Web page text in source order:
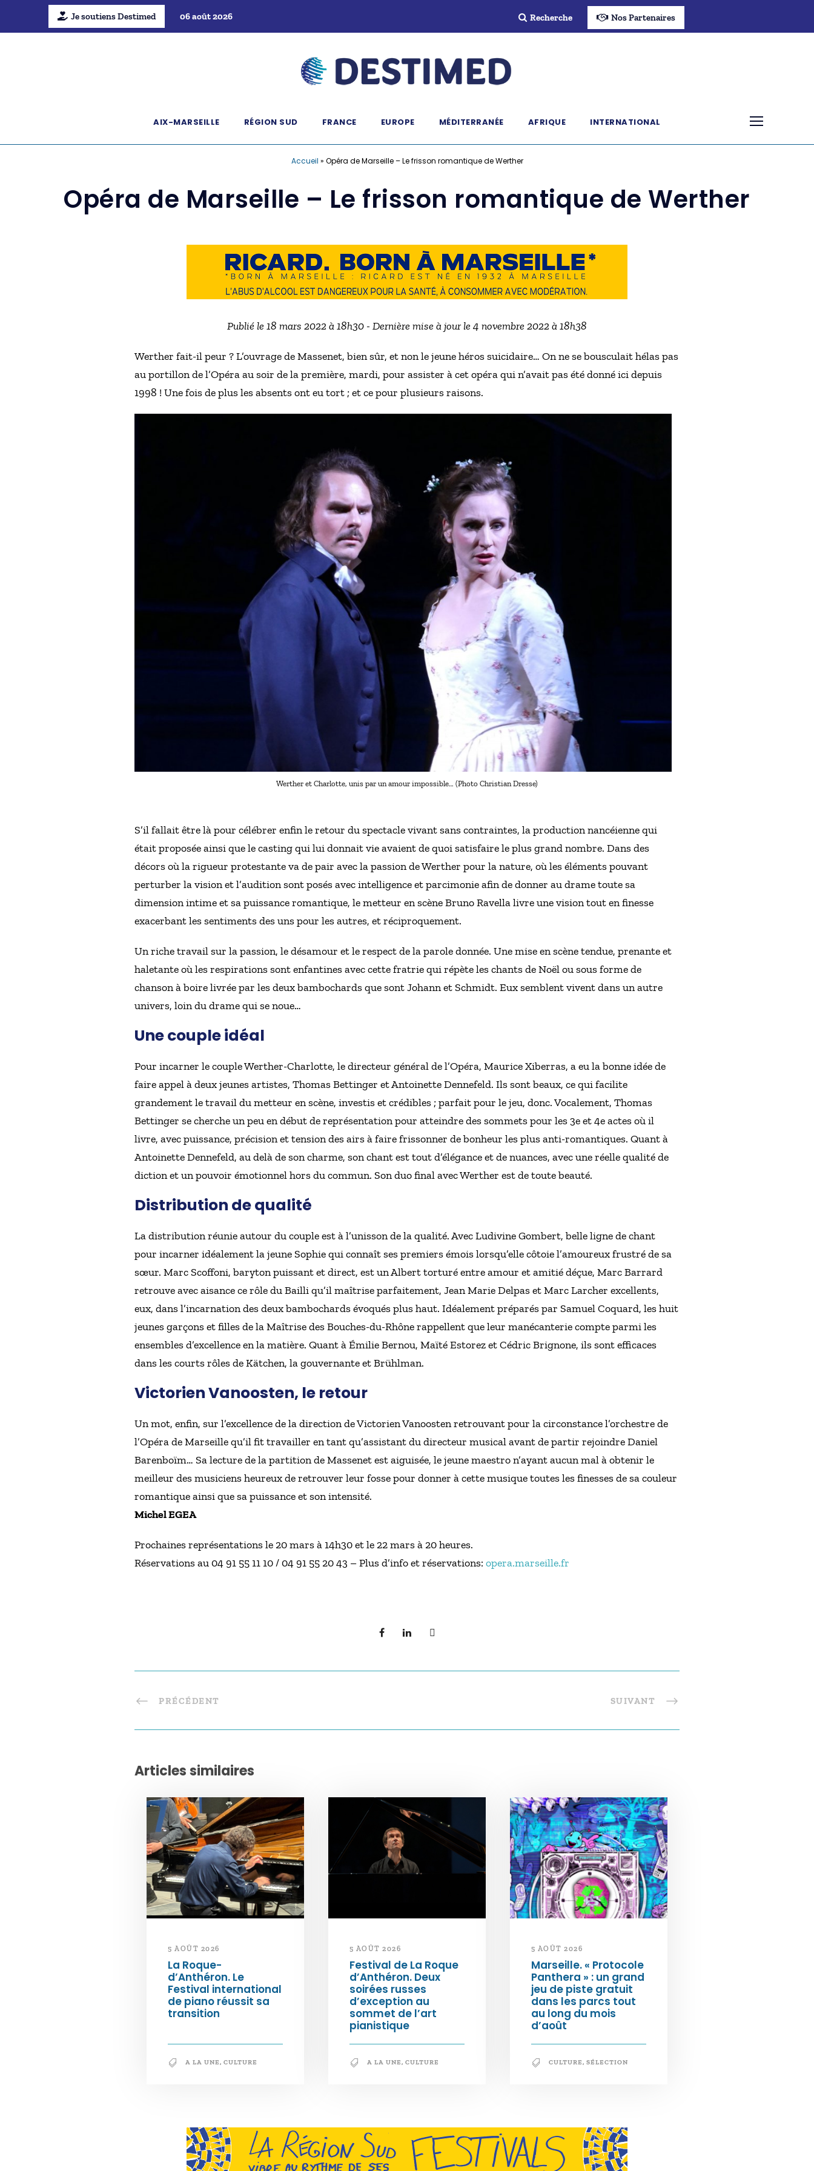
Je soutiens Destimed 06 août 2026 Recherche Nos Partenaires
AIX-MARSEILLE RÉGION SUD FRANCE EUROPE MÉDITERRANÉE AFRIQUE INTERNATIONAL
Accueil » Opéra de Marseille – Le frisson romantique de Werther
Opéra de Marseille – Le frisson romantique de Werther
Publié le 18 mars 2022 à 18h30 - Dernière mise à jour le 4 novembre 2022 à 18h38
Werther fait-il peur ? L’ouvrage de Massenet, bien sûr, et non le jeune héros suicidaire… On ne se bousculait hélas pas
au portillon de l’Opéra au soir de la première, mardi, pour assister à cet opéra qui n’avait pas été donné ici depuis
1998 ! Une fois de plus les absents ont eu tort ; et ce pour plusieurs raisons.
Werther et Charlotte, unis par un amour impossible… (Photo Christian Dresse)
S’il fallait être là pour célébrer enfin le retour du spectacle vivant sans contraintes, la production nancéienne qui
était proposée ainsi que le casting qui lui donnait vie avaient de quoi satisfaire le plus grand nombre. Dans des
décors où la rigueur protestante va de pair avec la passion de Werther pour la nature, où les éléments pouvant
perturber la vision et l’audition sont posés avec intelligence et parcimonie afin de donner au drame toute sa
dimension intime et sa puissance romantique, le metteur en scène Bruno Ravella livre une vision tout en finesse
exacerbant les sentiments des uns pour les autres, et réciproquement.
Un riche travail sur la passion, le désamour et le respect de la parole donnée. Une mise en scène tendue, prenante et
haletante où les respirations sont enfantines avec cette fratrie qui répète les chants de Noël ou sous forme de
chanson à boire livrée par les deux bambochards que sont Johann et Schmidt. Eux semblent vivent dans un autre
univers, loin du drame qui se noue…
Une couple idéal
Pour incarner le couple Werther-Charlotte, le directeur général de l’Opéra, Maurice Xiberras, a eu la bonne idée de
faire appel à deux jeunes artistes, Thomas Bettinger et Antoinette Dennefeld. Ils sont beaux, ce qui facilite
grandement le travail du metteur en scène, investis et crédibles ; parfait pour le jeu, donc. Vocalement, Thomas
Bettinger se cherche un peu en début de représentation pour atteindre des sommets pour les 3e et 4e actes où il
livre, avec puissance, précision et tension des airs à faire frissonner de bonheur les plus anti-romantiques. Quant à
Antoinette Dennefeld, au delà de son charme, son chant est tout d’élégance et de nuances, avec une réelle qualité de
diction et un pouvoir émotionnel hors du commun. Son duo final avec Werther est de toute beauté.
Distribution de qualité
La distribution réunie autour du couple est à l’unisson de la qualité. Avec Ludivine Gombert, belle ligne de chant
pour incarner idéalement la jeune Sophie qui connaît ses premiers émois lorsqu’elle côtoie l’amoureux frustré de sa
sœur. Marc Scoffoni, baryton puissant et direct, est un Albert torturé entre amour et amitié déçue, Marc Barrard
retrouve avec aisance ce rôle du Bailli qu’il maîtrise parfaitement, Jean Marie Delpas et Marc Larcher excellents,
eux, dans l’incarnation des deux bambochards évoqués plus haut. Idéalement préparés par Samuel Coquard, les huit
jeunes garçons et filles de la Maîtrise des Bouches-du-Rhône rappellent que leur manécanterie compte parmi les
ensembles d’excellence en la matière. Quant à Émilie Bernou, Maïté Estorez et Cédric Brignone, ils sont efficaces
dans les courts rôles de Kätchen, la gouvernante et Brühlman.
Victorien Vanoosten, le retour
Un mot, enfin, sur l’excellence de la direction de Victorien Vanoosten retrouvant pour la circonstance l’orchestre de
l’Opéra de Marseille qu’il fit travailler en tant qu’assistant du directeur musical avant de partir rejoindre Daniel
Barenboïm… Sa lecture de la partition de Massenet est aiguisée, le jeune maestro n’ayant aucun mal à obtenir le
meilleur des musiciens heureux de retrouver leur fosse pour donner à cette musique toutes les finesses de sa couleur
romantique ainsi que sa puissance et son intensité.
Michel EGEA
Prochaines représentations le 20 mars à 14h30 et le 22 mars à 20 heures.
Réservations au 04 91 55 11 10 / 04 91 55 20 43 – Plus d’info et réservations: opera.marseille.fr
PRÉCÉDENT SUIVANT
Articles similaires
5 AOÛT 2026
La Roque-
d’Anthéron. Le
Festival international
de piano réussit sa
transition
A LA UNE, CULTURE
5 AOÛT 2026
Festival de La Roque
d’Anthéron. Deux
soirées russes
d’exception au
sommet de l’art
pianistique
A LA UNE, CULTURE
5 AOÛT 2026
Marseille. « Protocole
Panthera » : un grand
jeu de piste gratuit
dans les parcs tout
au long du mois
d’août
CULTURE, SÉLECTION